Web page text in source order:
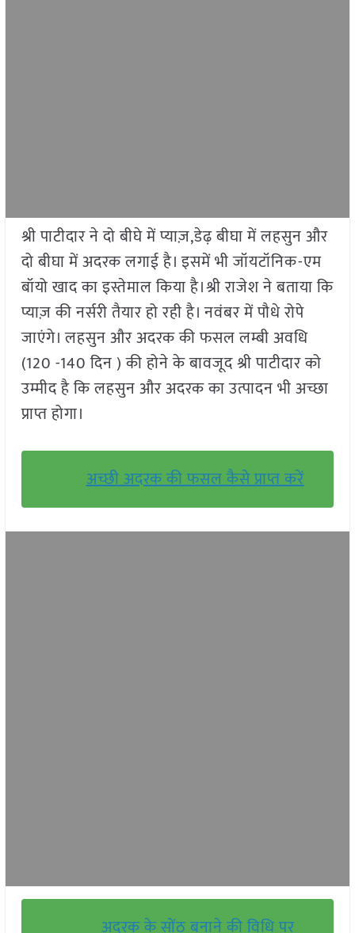
श्री पाटीदार ने दो बीघे में प्याज़,डेढ़ बीघा में लहसुन और
दो बीघा में अदरक लगाई है। इसमें भी जॉयटॉनिक-एम
बॉयो खाद का इस्तेमाल किया है।श्री राजेश ने बताया कि
प्याज़ की नर्सरी तैयार हो रही है। नवंबर में पौधे रोपे
जाएंगे। लहसुन और अदरक की फसल लम्बी अवधि
(120 -140 दिन ) की होने के बावजूद श्री पाटीदार को
उम्मीद है कि लहसुन और अदरक का उत्पादन भी अच्छा
प्राप्त होगा।
अच्छी अदरक की फसल कैसे प्राप्त करें